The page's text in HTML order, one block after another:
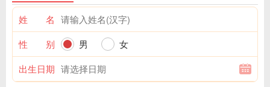
姓 名
性 别
男
女
出生日期